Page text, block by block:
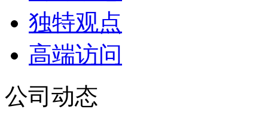
独特观点
高端访问
公司动态